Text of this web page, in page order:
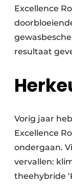
Excellence
resultaat
Vorig jaar
Excellence
ondergaan.
vervallen:
theehybride